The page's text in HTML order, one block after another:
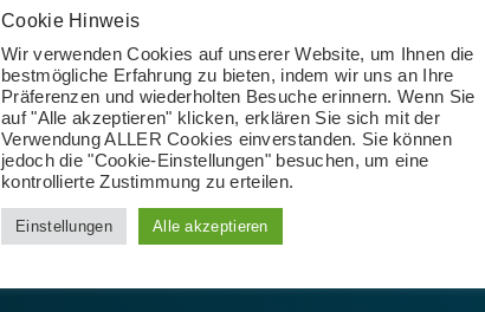
Cookie Hinweis
Wir verwenden Cookies auf unserer Website, um Ihnen die
bestmögliche Erfahrung zu bieten, indem wir uns an Ihre
Präferenzen und wiederholten Besuche erinnern. Wenn Sie
auf "Alle akzeptieren" klicken, erklären Sie sich mit der
Verwendung ALLER Cookies einverstanden. Sie können
jedoch die "Cookie-Einstellungen" besuchen, um eine
kontrollierte Zustimmung zu erteilen.
Einstellungen Alle akzeptieren